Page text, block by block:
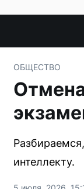
ОБЩЕСТВО
интеллекту.